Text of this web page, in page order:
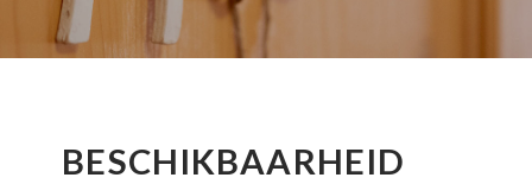
BESCHIKBAARHEID